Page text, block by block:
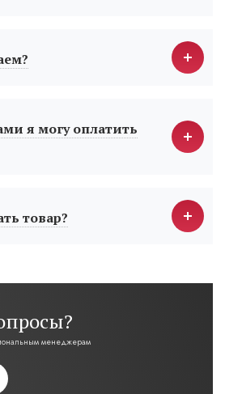
я могу оплатить
товар?
менеджерам